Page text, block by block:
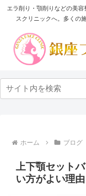
エラ削り・顎削りなどの美
スクリニックへ。多くの
ホーム ブログ
上下顎セット
い方がよい理